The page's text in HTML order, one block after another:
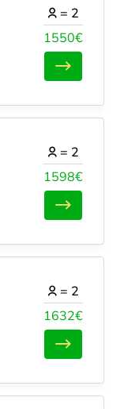
1550€
= 2
1598€
= 2
1632€
= 2